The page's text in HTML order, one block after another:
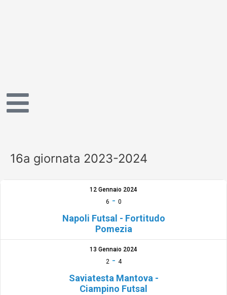
16a giornata 2023-2024
12 Gennaio 2024
6 - 0
Napoli Futsal - Fortitudo
Pomezia
13 Gennaio 2024
2- 4
Saviatesta Mantova -
Ciampino Futsal